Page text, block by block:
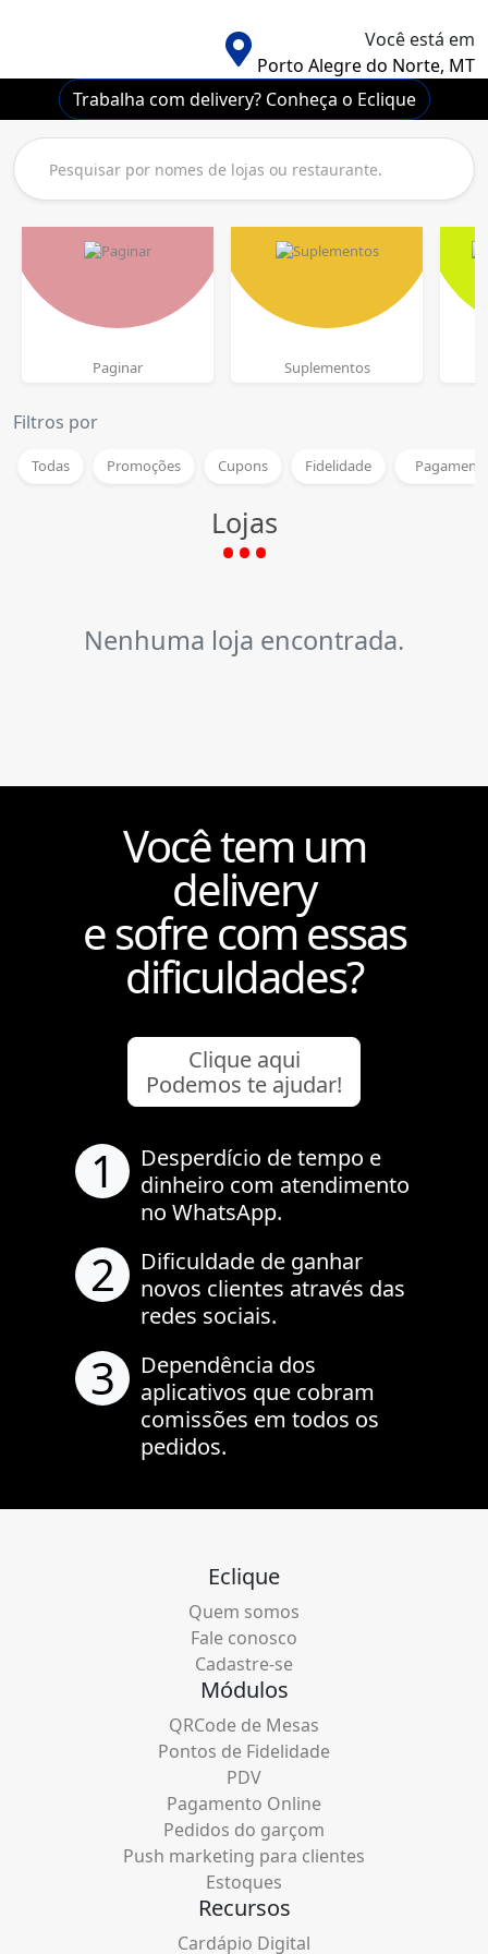
Você está em
Porto Alegre do Norte, MT
Trabalha com delivery? Conheça o Eclique
Paginar Suplementos
Filtros por
Todas Promoções Cupons Fidelidade
Lojas
Nenhuma loja encontrada.
Você tem um
delivery
e sofre com essas
dificuldades?
Clique aqui
Podemos te ajudar!
1
Desperdício de tempo e
dinheiro com atendimento
no WhatsApp.
2
Dificuldade de ganhar
novos clientes através das
redes sociais.
3
Dependência dos
aplicativos que cobram
comissões em todos os
pedidos.
Eclique
Quem somos
Fale conosco
Cadastre-se
Módulos
QRCode de Mesas
Pontos de Fidelidade
PDV
Pagamento Online
Pedidos do garçom
Push marketing para clientes
Estoques
Recursos
Cardápio Digital